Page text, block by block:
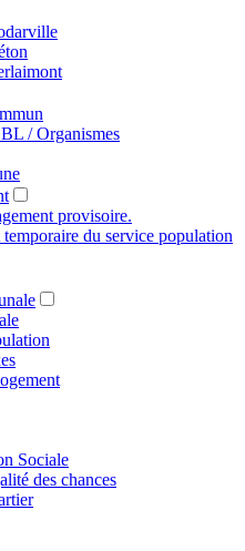
/ Organismes
provisoire.
du service population
Sociale
des chances